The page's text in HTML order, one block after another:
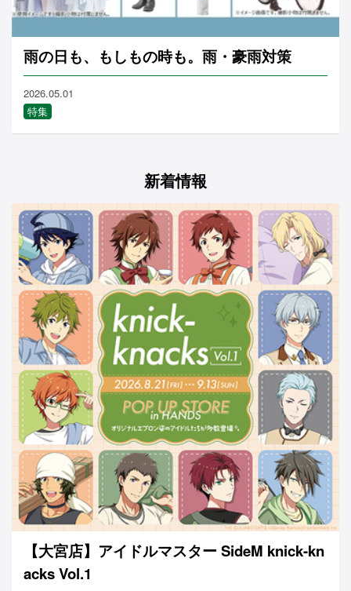
雨の日も、もしもの時も。雨・豪雨対策
2026.05.01
特集
新着情報
【大宮店】アイドルマスター SideM knick-kn
acks Vol.1